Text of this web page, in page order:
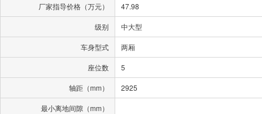
厂家指导价格（万元） 47.98
级别 中大型
车身型式 两厢
座位数 5
轴距（mm） 2925
最小离地间隙（mm）